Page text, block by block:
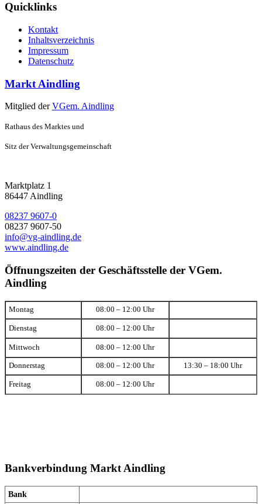
Quicklinks
Kontakt
Inhaltsverzeichnis
Impressum
Datenschutz
Markt Aindling
Mitglied derVGem. Aindling
Rathaus des Marktes und
Sitz der Verwaltungsgemeinschaft
Marktplatz 1
86447 Aindling
08237 9607-0
08237 9607-50
info@vg-aindling.de
www.aindling.de
Öffnungszeiten der Geschäftsstelle der VGem.
Aindling
Montag 08:00 – 12:00 Uhr
Dienstag 08:00 – 12:00 Uhr
Mittwoch 08:00 – 12:00 Uhr
Donnerstag 08:00 – 12:00 Uhr 13:30 – 18:00 Uhr
Freitag 08:00 – 12:00 Uhr
Bankverbindung Markt Aindling
Bank